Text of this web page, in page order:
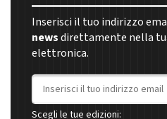
Inserisci il tuo indirizzo
newsdirettamente nella
elettronica.
Indirizzo email
Scegli le tue edizioni: